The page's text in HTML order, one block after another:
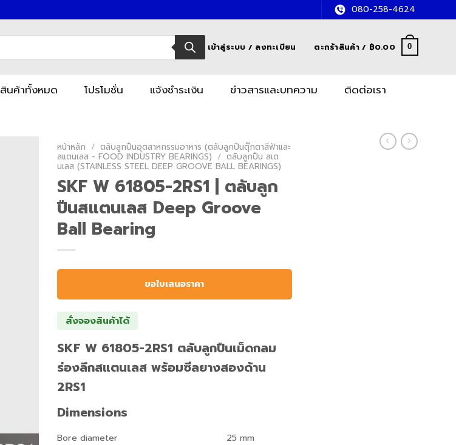
080-258-4624
เข้าสู่ระบบ / ลงทะเบียน ตะกร้าสินค้า / ฿0.00 0
สินค้าทั้งหมด โปรโมชั่น แจ้งชำระเงิน ข่าวสารและบทความ ติดต่อเรา
หน้าหลัก / ตลับลูกปืนอุตสาหกรรมอาหาร (ตลับลูกปืนตุ๊กตาสีฟ้าและ
สแตนเลส - FOOD INDUSTRY BEARINGS) / ตลับลูกปืน สเต
นเลส (STAINLESS STEEL DEEP GROOVE BALL BEARINGS)
SKF W 61805-2RS1 | ตลับลูก
ปืนสแตนเลส Deep Groove
Ball Bearing
ขอใบเสนอราคา
สั่งจองสินค้าได้
SKF W 61805-2RS1 ตลับลูกปืนเม็ดกลม
ร่องลึกสแตนเลส พร้อมซีลยางสองด้าน
2RS1
Dimensions
Bore diameter 25 mm